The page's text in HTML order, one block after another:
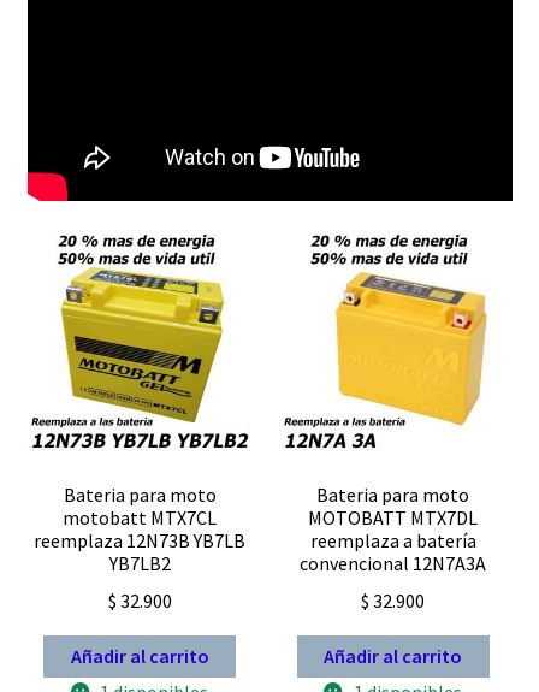
Bateria para moto
motobatt MTX7CL
reemplaza 12N73B YB7LB
YB7LB2
$ 32.900
Añadir al carrito
Bateria para moto
MOTOBATT MTX7DL
reemplaza a batería
convencional 12N7A3A
$ 32.900
Añadir al carrito